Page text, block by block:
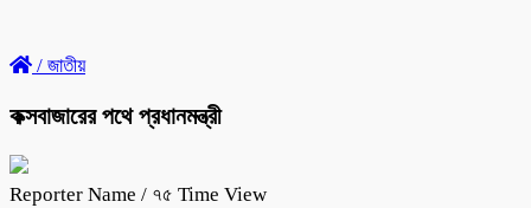
/ জাতীয়
কক্সবাজারের পথে প্রধানমন্ত্রী
Reporter Name / ৭৫ Time View